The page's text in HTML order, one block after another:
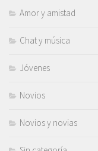
Amor y amistad
Chat y música
Jóvenes
Novios
Novios y novias